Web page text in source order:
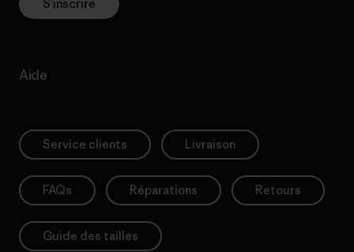
S’inscrire
Aide
Service clients Livraison
FAQs Réparations Retours
Guide des tailles